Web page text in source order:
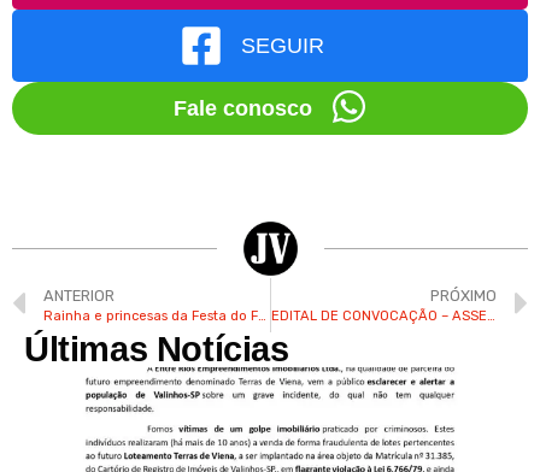
SEGUIR
Fale conosco
ANTERIOR PRÓXIMO
Últimas Notícias